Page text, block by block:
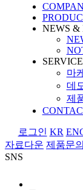
NEWS &
SERVICE
마
데
제
로그인 KR
자료다운 제품문의
SNS